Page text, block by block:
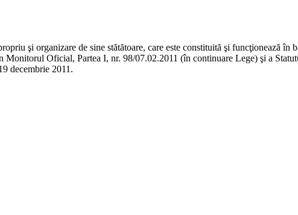
şi organizare de sine stătătoare, care este constituită şi funcţionează
Oficial, Partea I, nr. 98/07.02.2011 (în continuare Lege) şi a
decembrie 2011.